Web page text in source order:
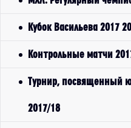
Кубок Васильева 2017
Контрольные матчи
Турнир, посвященный
2017/18